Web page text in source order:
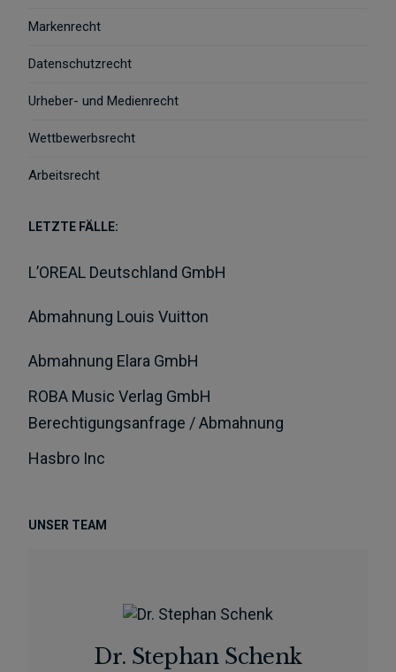
Markenrecht
Datenschutzrecht
Urheber- und Medienrecht
Wettbewerbsrecht
Arbeitsrecht
LETZTE FÄLLE:
L’OREAL Deutschland GmbH
Abmahnung Louis Vuitton
Abmahnung Elara GmbH
ROBA Music Verlag GmbH
Berechtigungsanfrage / Abmahnung
Hasbro Inc
UNSER TEAM
Dr. Stephan Schenk